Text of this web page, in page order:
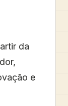
da
e